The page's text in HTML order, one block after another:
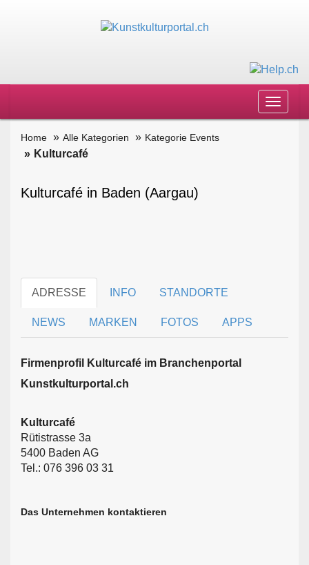
Toggle
Home Alle Kategorien Kategorie Events
Kulturcafé
Kulturcafé in Baden (Aargau)
ADRESSE INFO STANDORTE
NEWS MARKEN FOTOS APPS
Firmen­profil Kulturcafé im Branchen­portal
Kunstkulturportal.ch
Kulturcafé
Rütistrasse 3a
5400 Baden AG
Tel.: 076 396 03 31
Das Unternehmen kontaktieren